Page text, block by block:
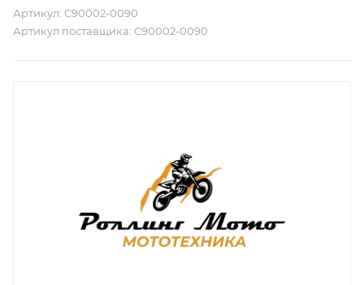
Артикул: C90002-0090
Артикул поставщика: C90002-0090